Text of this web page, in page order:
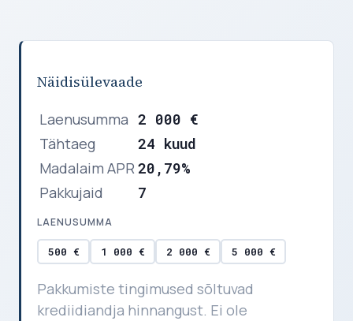
Näidisülevaade
Laenusumma 2 000 €
Tähtaeg
24 kuud
Madalaim APR20,79%
Pakkujaid
7
LAENUSUMMA
500 € 1 000 € 2 000 € 5 000 €
Pakkumiste tingimused sõltuvad
krediidiandja hinnangust. Ei ole